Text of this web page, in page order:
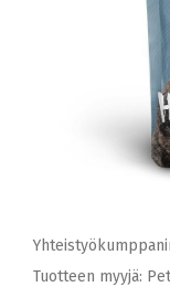
Tuotteen myyjä: